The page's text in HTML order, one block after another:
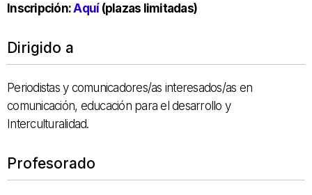
Inscripción:Aquí(plazas limitadas)
Dirigido a
Periodistas y comunicadores/as interesados/as en
comunicación, educación para el desarrollo y
Interculturalidad.
Profesorado